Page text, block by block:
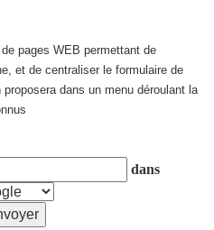
pages WEB permettant de
et de centraliser le formulaire de
dans un menu déroulant la
dans